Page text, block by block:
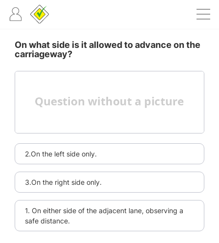
On what side is it allowed to advance on the
carriageway?
2.On the left side only.
3.On the right side only.
1. On either side of the adjacent lane, observing a
safe distance.